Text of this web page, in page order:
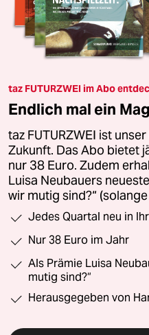
taz FUTURZWEI im Abo
Endlich mal ein
taz FUTURZWEI ist
Zukunft. Das Abo bietet
nur 38 Euro. Zudem
Luisa Neubauers
wir mutig sind?“
Jedes Quartal neu in
Nur 38 Euro im Jahr
Als Prämie Luisa
mutig sind?“
Herausgegeben von